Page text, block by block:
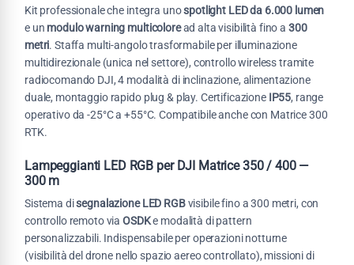
Kit professionale che integra unospotlight LED da 6.000 lumen
e un modulo warning multicoloread alta visibilità fino a 300
metri. Staffa multi-angolo trasformabile per illuminazione
multidirezionale (unica nel settore), controllo wireless tramite
radiocomando DJI, 4 modalità di inclinazione, alimentazione
duale, montaggio rapido plug & play. Certificazione IP55, range
operativo da -25°C a +55°C. Compatibile anche con Matrice 300
RTK.
Lampeggianti LED RGB per DJI Matrice 350 / 400 —
300 m
Sistema disegnalazione LED RGBvisibile fino a 300 metri, con
controllo remoto viaOSDKe modalità di pattern
personalizzabili. Indispensabile per operazioni notturne
(visibilità del drone nello spazio aereo controllato), missioni di